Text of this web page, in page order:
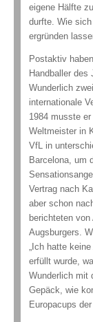
eigene Hälfte
durfte. Wie
ergründen
Postaktiv
Handballer des
Wunderlich
internationale
1984 musste
Weltmeister in
VfL in
Barcelona, um
Vertrag nach
aber schon
berichteten
Augsburgers.
„Ich hatte
erfüllt wurde,
Wunderlich mit
Gepäck, wie
Europacups